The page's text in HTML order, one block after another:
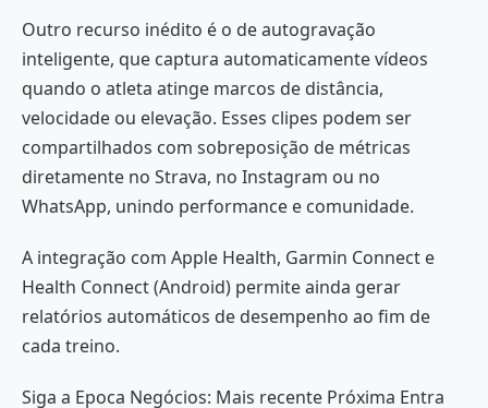
Outro recurso inédito é o de autogravação
inteligente, que captura automaticamente vídeos
quando o atleta atinge marcos de distância,
velocidade ou elevação. Esses clipes podem ser
compartilhados com sobreposição de métricas
diretamente no Strava, no Instagram ou no
WhatsApp, unindo performance e comunidade.
A integração com Apple Health, Garmin Connect e
Health Connect (Android) permite ainda gerar
relatórios automáticos de desempenho ao fim de
cada treino.
Siga a Epoca Negócios: Mais recente Próxima Entra